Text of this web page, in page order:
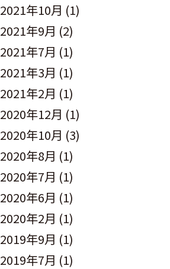
2021年10月 (1)
2021年9月 (2)
2021年7月 (1)
2021年3月 (1)
2021年2月 (1)
2020年12月 (1)
2020年10月 (3)
2020年8月 (1)
2020年7月 (1)
2020年6月 (1)
2020年2月 (1)
2019年9月 (1)
2019年7月 (1)